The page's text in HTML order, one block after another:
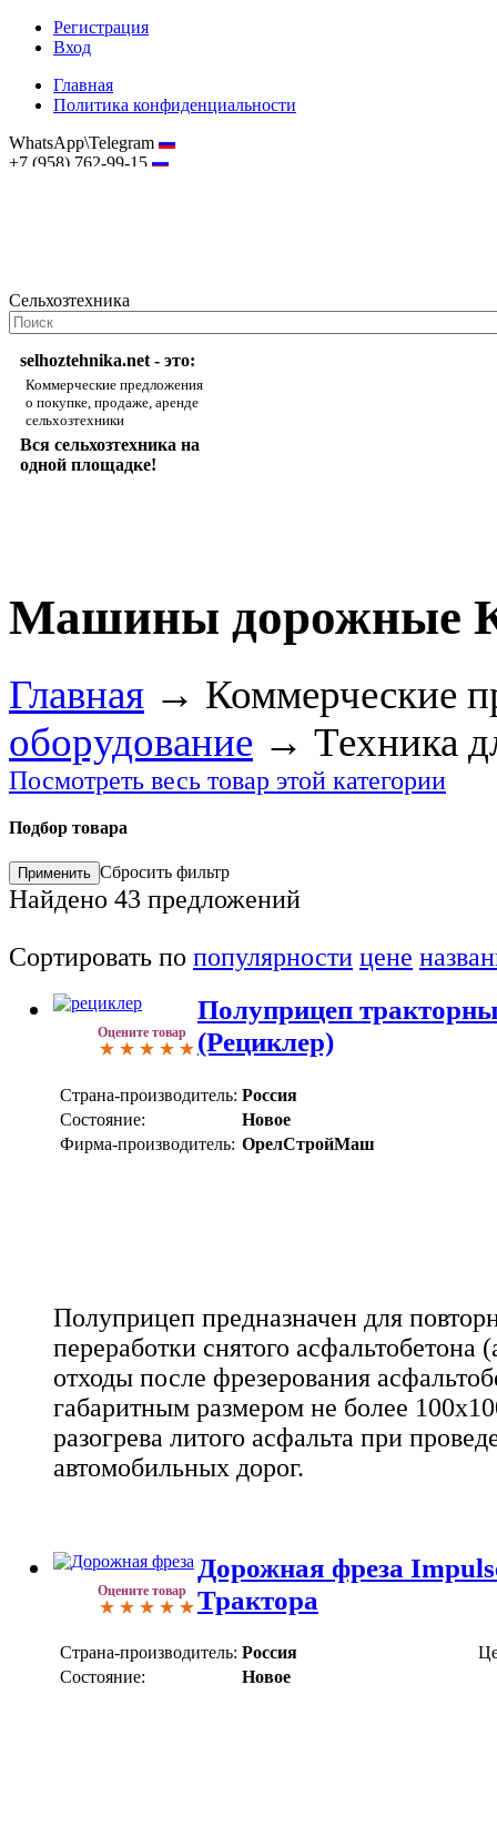
Регистрация
Вход
Главная
Политика конфиденциальности
WhatsApp\Telegram
+7 (958) 762-99-15
Сельхозтехника
selhoztehnika.net - это:
Коммерческие предложения
о покупке, продаже, аренде
сельхозтехники
Вся сельхозтехника на
одной площадке!
Машины дорожные
Главная → Коммерческие
оборудование → Техника
Посмотреть весь товар этой категории
Подбор товара
Сбросить фильтр
Найдено 43 предложений
Сортировать по популярности цене
Оцените товар
Полуприцеп
(Рециклер)
Страна-производитель: Россия
Состояние:
Новое
Фирма-производитель: ОрелСтройМаш
Полуприцеп предназначен для
переработки снятого асфальтобетона
отходы после фрезерования
габаритным размером не более
разогрева литого асфальта при
автомобильных дорог.
Оцените товар
Дорожная фреза
Трактора
Страна-производитель: Россия
Состояние:
Новое